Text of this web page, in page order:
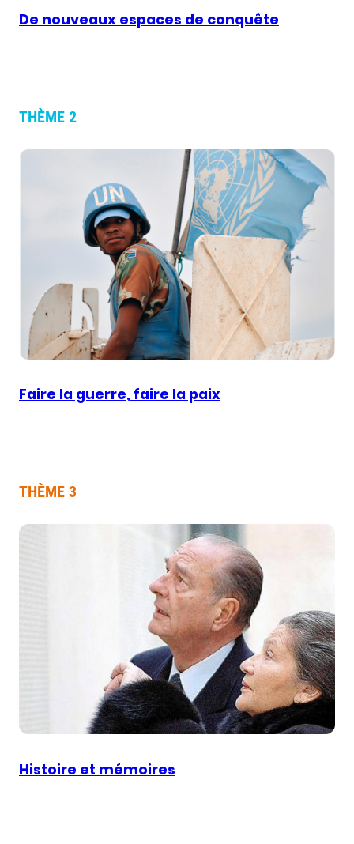
De nouveaux espaces de conquête
THÈME 2
Faire la guerre, faire la paix
THÈME 3
Histoire et mémoires